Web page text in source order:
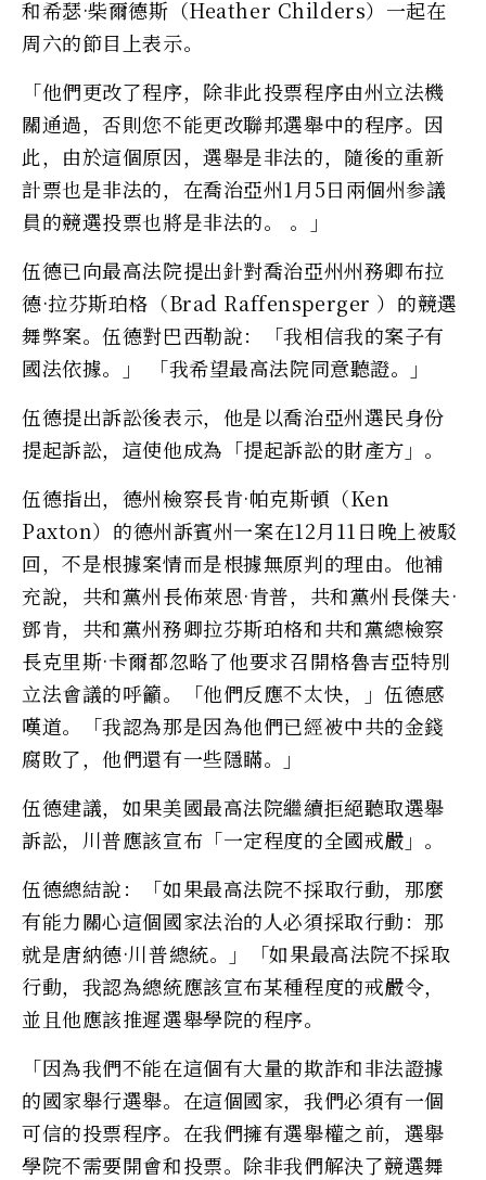
和希瑟·柴爾德斯（Heather Childers）一起在
周六的節目上表示。
「他們更改了程序，除非此投票程序由州立法機
關通過，否則您不能更改聯邦選舉中的程序。因
此，由於這個原因，選舉是非法的，隨後的重新
計票也是非法的，在喬治亞州1月5日兩個州参議
員的競選投票也將是非法的。 。」
伍德已向最高法院提出針對喬治亞州州務卿布拉
德·拉芬斯珀格（Brad Raffensperger ）的競選
舞弊案。伍德對巴西勒說：「我相信我的案子有
國法依據。」 「我希望最高法院同意聽證。」
伍德提出訴訟後表示，他是以喬治亞州選民身份
提起訴訟，這使他成為「提起訴訟的財產方」。
伍德指出，德州檢察長肯·帕克斯頓（Ken
Paxton）的德州訴賓州一案在12月11日晚上被駁
回，不是根據案情而是根據無原判的理由。他補
充說，共和黨州長佈萊恩·肯普，共和黨州長傑夫·
鄧肯，共和黨州務卿拉芬斯珀格和共和黨總檢察
長克里斯·卡爾都忽略了他要求召開格魯吉亞特別
立法會議的呼籲。「他們反應不太快，」伍德感
嘆道。「我認為那是因為他們已經被中共的金錢
腐敗了，他們還有一些隱瞞。」
伍德建議，如果美國最高法院繼續拒絕聽取選舉
訴訟，川普應該宣布「一定程度的全國戒嚴」。
伍德總結說：「如果最高法院不採取行動，那麼
有能力關心這個國家法治的人必須採取行動：那
就是唐納德·川普總統。」「如果最高法院不採取
行動，我認為總統應該宣布某種程度的戒嚴令，
並且他應該推遲選舉學院的程序。
「因為我們不能在這個有大量的欺詐和非法證據
的國家舉行選舉。在這個國家，我們必須有一個
可信的投票程序。在我們擁有選舉權之前，選舉
學院不需要開會和投票。除非我們解決了競選舞